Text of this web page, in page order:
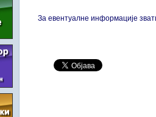
За евентуалне информације